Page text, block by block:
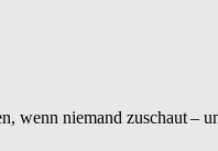
wenn niemand zuschaut –